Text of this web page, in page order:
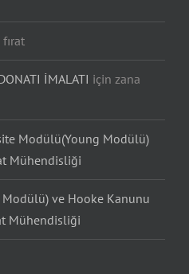
fırat
İMALATI için zana
Modülü(Young Modülü)
Mühendisliği
ve Hooke Kanunu
Mühendisliği